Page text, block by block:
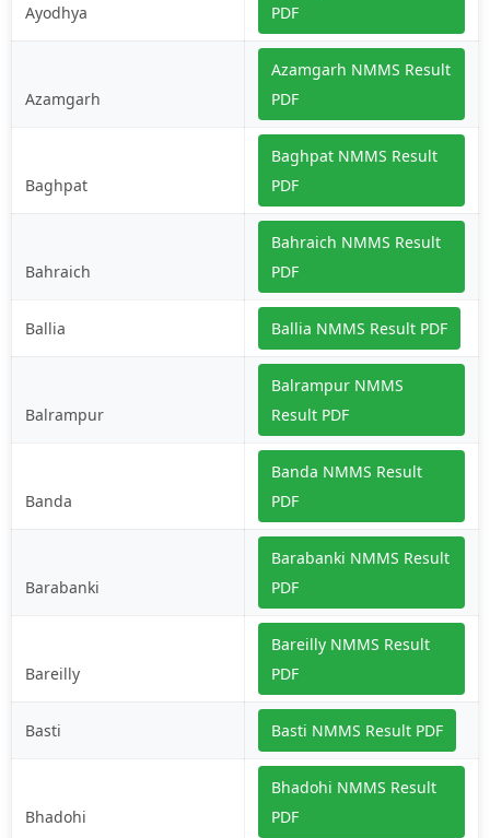
Ayodhya
PDF
Azamgarh
Azamgarh NMMS Result
PDF
Baghpat
Baghpat NMMS Result
PDF
Bahraich
Bahraich NMMS Result
PDF
Ballia Ballia NMMS Result PDF
Balrampur
Balrampur NMMS
Result PDF
Banda
Banda NMMS Result
PDF
Barabanki
Barabanki NMMS Result
PDF
Bareilly
Bareilly NMMS Result
PDF
Basti Basti NMMS Result PDF
Bhadohi
Bhadohi NMMS Result
PDF